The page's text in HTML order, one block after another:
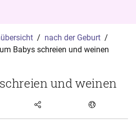
nach der Geburt
Babys schreien und weinen
und weinen